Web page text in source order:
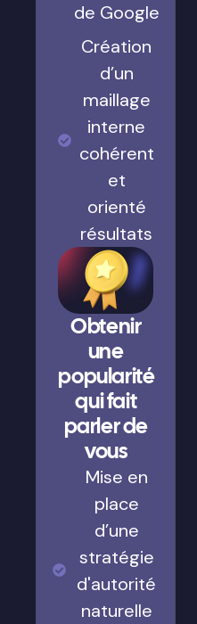
de Google
Création
d’un
maillage
interne
cohérent
et
orienté
résultats
Obtenir
une
popularité
qui fait
parler de
vous
Mise en
place
d’une
stratégie
d'autorité
naturelle